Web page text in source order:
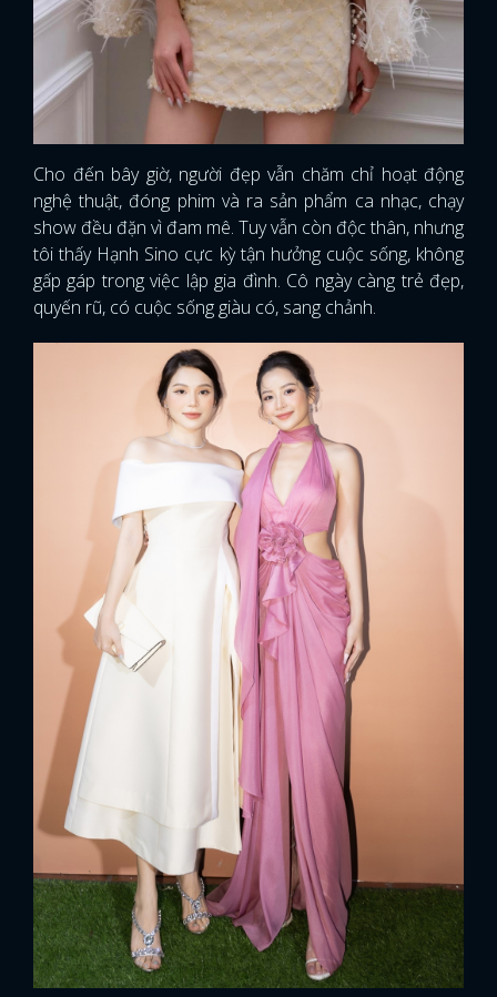
Cho đến bây giờ, người đẹp vẫn chăm chỉ hoạt động
nghệ thuật, đóng phim và ra sản phẩm ca nhạc, chạy
show đều đặn vì đam mê. Tuy vẫn còn độc thân, nhưng
tôi thấy Hạnh Sino cực kỳ tận hưởng cuộc sống, không
gấp gáp trong việc lập gia đình. Cô ngày càng trẻ đẹp,
quyến rũ, có cuộc sống giàu có, sang chảnh.